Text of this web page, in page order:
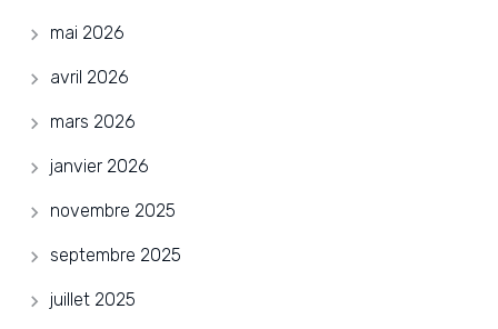
mai 2026
avril 2026
mars 2026
janvier 2026
novembre 2025
septembre 2025
juillet 2025